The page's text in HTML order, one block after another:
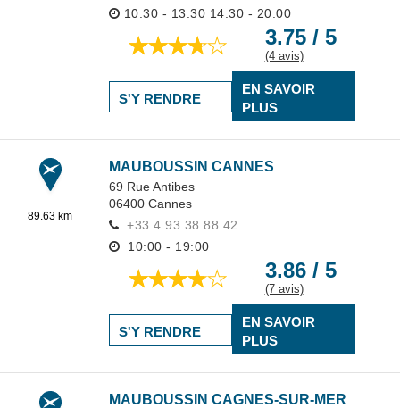
10:30 - 13:30 14:30 - 20:00
3.75 / 5
(4 avis)
EN SAVOIR
PLUS
S'Y RENDRE
89.63 km
MAUBOUSSIN CANNES
69 Rue Antibes
06400 Cannes
+33 4 93 38 88 42
10:00 - 19:00
3.86 / 5
(7 avis)
EN SAVOIR
PLUS
S'Y RENDRE
MAUBOUSSIN CAGNES-SUR-MER